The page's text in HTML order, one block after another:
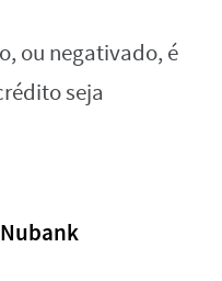
ou negativado, é
seja